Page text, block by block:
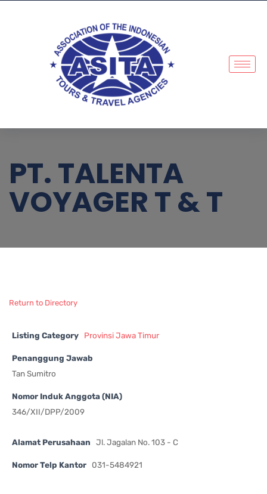
PT. TALENTA
VOYAGER T & T
Return to Directory
Listing Category Provinsi Jawa Timur
Penanggung Jawab
Tan Sumitro
Nomor Induk Anggota (NIA)
346/XII/DPP/2009
Alamat Perusahaan Jl. Jagalan No. 103 - C
Nomor Telp Kantor 031-5484921